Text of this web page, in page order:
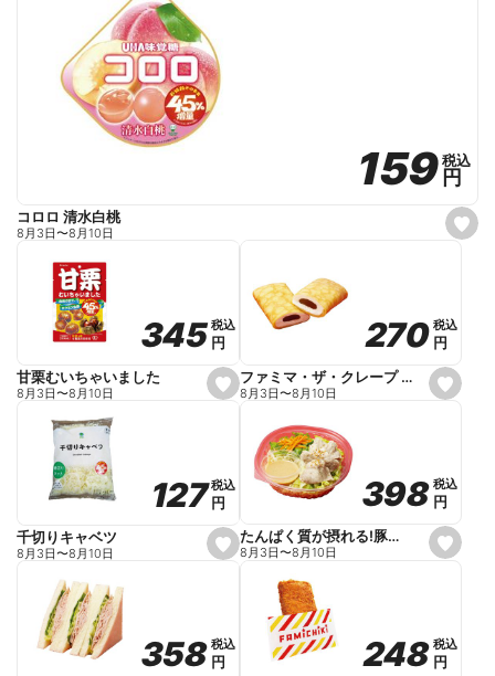
s
e
159
159税込
税込
円
円
コロロ 清水白桃
8月3日〜8月10日
s
e
o
r
i
e
345
345税込
税込
円
円
甘栗むいちゃいました
8月3日〜8月10日
s
e
o
r
i
e
270
270 税込
税込
円
円
ファミマ・ザ・クレープ 生チョコ
8月3日〜8月10日
s
e
o
r
i
127
127税込
税込
円
円
千切りキャベツ
8月3日〜8月10日
s
e
o
r
i
398
398 税込
税込
円
円
たんぱく質が摂れる!豚しゃぶのパスタサラダ
8月3日〜8月10日
358
358税込
税込
円
円
248
248 税込
税込
円
円